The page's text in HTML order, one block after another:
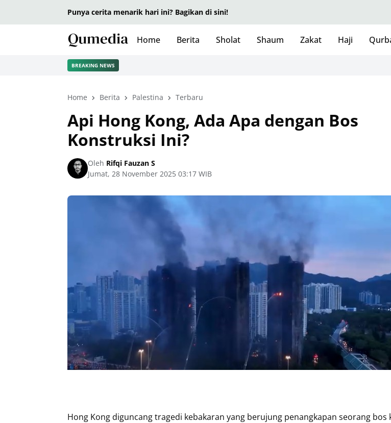
Punya cerita menarik hari ini? Bagikan di sini!
Home Berita Sholat Shaum Zakat Haji
BREAKING NEWS
Home Berita Palestina Terbaru
Api Hong Kong, Ada Apa dengan Bos
Konstruksi Ini?
Oleh Rifqi Fauzan S
Jumat, 28 November 2025 03:17 WIB
Hong Kong diguncang tragedi kebakaran yang berujung penangkapan seorang bos